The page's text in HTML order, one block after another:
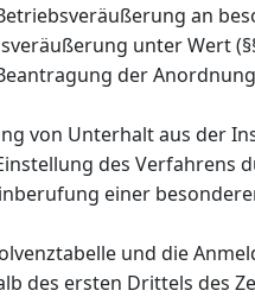
an
unter Wert
der
von Unterhalt aus der
des Verfahrens
einer
und die
des ersten Drittels des